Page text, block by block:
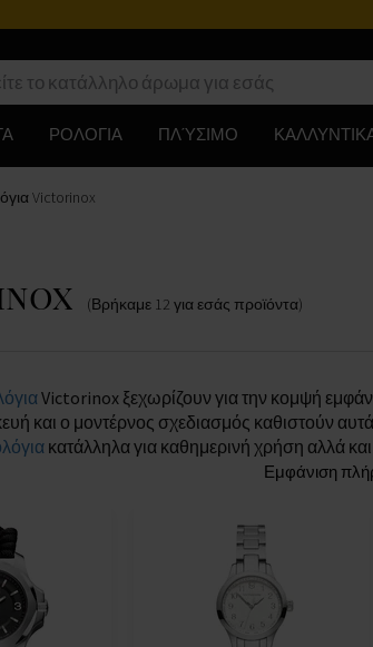
ΡΟΛΟΓΙΑ ΠΛΎΣΙΜΟ
Victorinox
(Βρήκαμε 12 για εσάς προϊόντα)
Victorinox ξεχωρίζουν για την κομψή
και ο μοντέρνος σχεδιασμός καθιστούν
κατάλληλα για καθημερινή χρήση αλλά και
Εμφάνιση